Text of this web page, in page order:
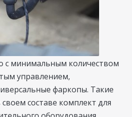
с минимальным количеством
управлением,
фаркопы. Такие
составе комплект для